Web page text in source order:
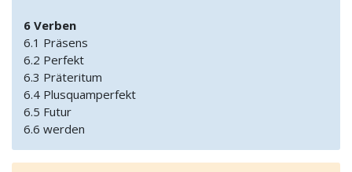
6 Verben
6.1 Präsens
6.2 Perfekt
6.3 Präteritum
6.4 Plusquamperfekt
6.5 Futur
6.6 werden